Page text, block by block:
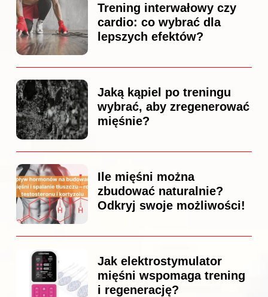
Trening interwałowy czy
cardio: co wybrać dla
lepszych efektów?
Jaką kąpiel po treningu
wybrać, aby zregenerować
mięśnie?
Ile mięśni można
zbudować naturalnie?
Odkryj swoje możliwości!
Jak elektrostymulator
mięśni wspomaga trening
i regenerację?